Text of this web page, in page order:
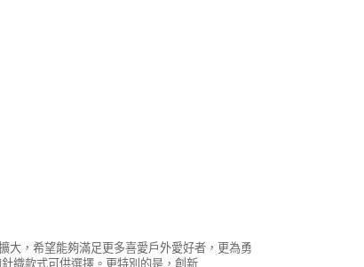
大，希望能夠滿足更多喜愛戶外愛好者，更為勇
織款式可供選擇。更特別的是，創新